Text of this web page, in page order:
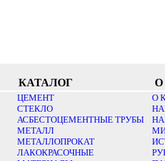
КАТАЛОГ О
ЦЕМЕНТ
СТЕКЛО
АСБЕСТОЦЕМЕНТНЫЕ ТРУБЫ
МЕТАЛЛ
МЕТАЛЛОПРОКАТ
ЛАКОКРАСОЧНЫЕ
О